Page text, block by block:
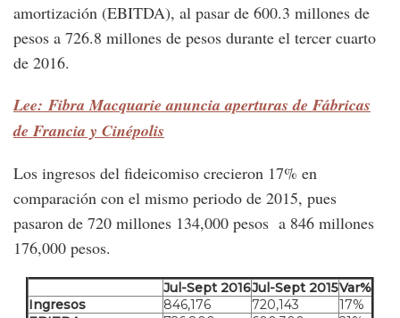
amortización (EBITDA), al pasar de 600.3 millones de
pesos a 726.8 millones de pesos durante el tercer cuarto
de 2016.
Lee: Fibra Macquarie anuncia aperturas de Fábricas
de Francia y Cinépolis
Los ingresos del fideicomiso crecieron 17% en
comparación con el mismo periodo de 2015, pues
pasaron de 720 millones 134,000 pesos a 846 millones
176,000 pesos.
Jul-Sept 2016Jul-Sept 2015Var%
Ingresos
846,176 720,143
17%